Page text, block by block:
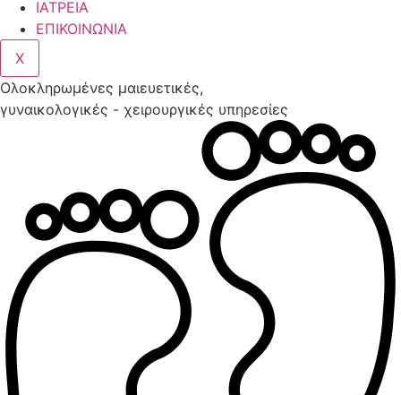
ΙΑΤΡΕΙΑ
ΕΠΙΚΟΙΝΩΝΙΑ
X
Ολοκληρωμένες μαιευετικές,
γυναικολογικές - χειρουργικές υπηρεσίες